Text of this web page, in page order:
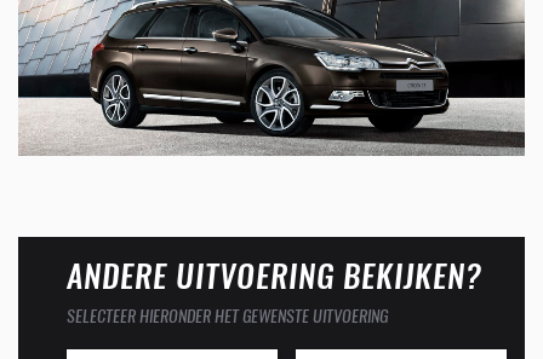
ANDERE UITVOERING BEKIJKEN?
SELECTEER HIERONDER HET GEWENSTE UITVOERING